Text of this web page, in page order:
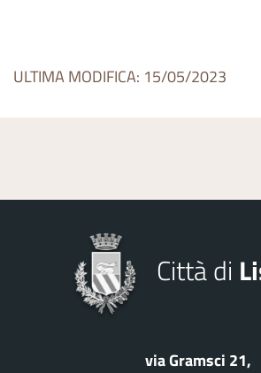
ULTIMA MODIFICA: 15/05/2023
Città di
via Gramsci 21,